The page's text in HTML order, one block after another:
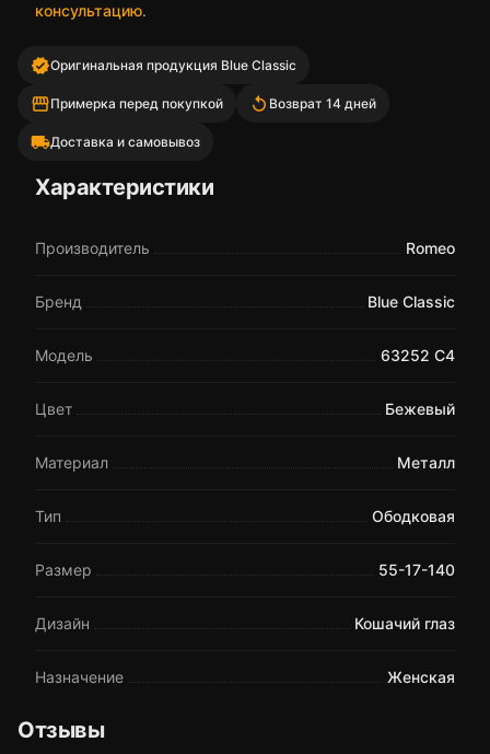
консультацию.
verifiedОригинальная продукция Blue Classic
storefrontПримерка перед покупкой replay Возврат 14 дней
local_shippingДоставка и самовывоз
Характеристики
Производитель Romeo
Бренд Blue Classic
Модель 63252 C4
Цвет Бежевый
Материал Металл
Тип Ободковая
Размер 55-17-140
Дизайн Кошачий глаз
Назначение Женская
Отзывы